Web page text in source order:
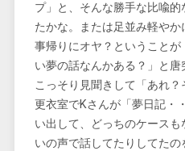
プ」と、そんな勝手な比喩
たかな。または足並み軽や
事帰りにオヤ？ということ
い夢の話なんかある？」と
こっそり見聞きして「あれ
更衣室でKさんが「夢日記・
い出して、どっちのケース
いの声で話してたりしてた